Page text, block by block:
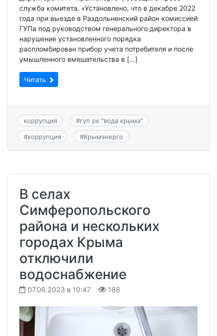
служба комитета. «Установлено, что в декабре 2022
года при выезде в Раздольненский район комиссией
ГУПа под руководством генерального директора в
нарушение установленного порядка
распломбирован прибор учета потребителя и после
умышленного вмешательства в […]
Читать
коррупция #гуп рк "вода крыма"
#коррупция #Крымэнерго
В селах
Симферопольского
района и нескольких
городах Крыма
отключили
водоснабжение
07.06.2023 в 10:47 188